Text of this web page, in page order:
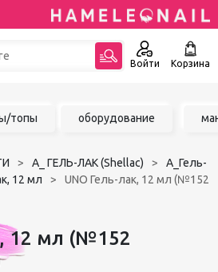
Войти Корзина
топы оборудование
А_ ГЕЛЬ-ЛАК (Shellac)
А_Гель-
12 мл
UNO Гель-лак, 12 мл (№152
12 мл (№152